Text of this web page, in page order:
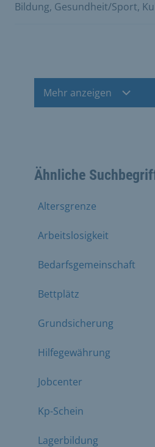
Bildung, Gesundheit/Sport,
Mehr anzeigen
Ähnliche
Altersgrenze
Arbeitslosigkeit
Bedarfsgemeinschaft
Bettplätz
Grundsicherung
Hilfegewährung
Jobcenter
Kp-Schein
Lagerbildung